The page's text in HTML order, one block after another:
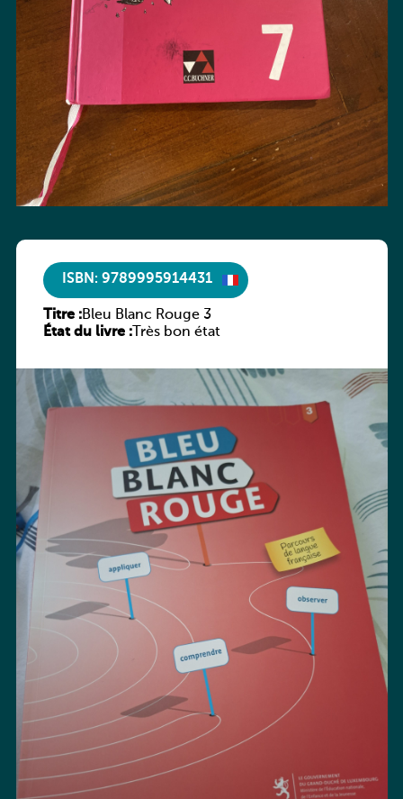
ISBN: 9789995914431
Titre :Bleu Blanc Rouge 3
État du livre :Très bon état